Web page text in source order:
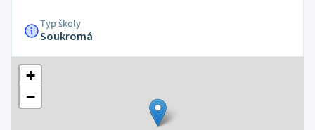
Typ školy
Soukromá
+
−